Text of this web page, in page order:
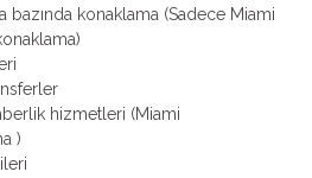
konaklama (Sadece Miami
hizmetleri (Miami
)